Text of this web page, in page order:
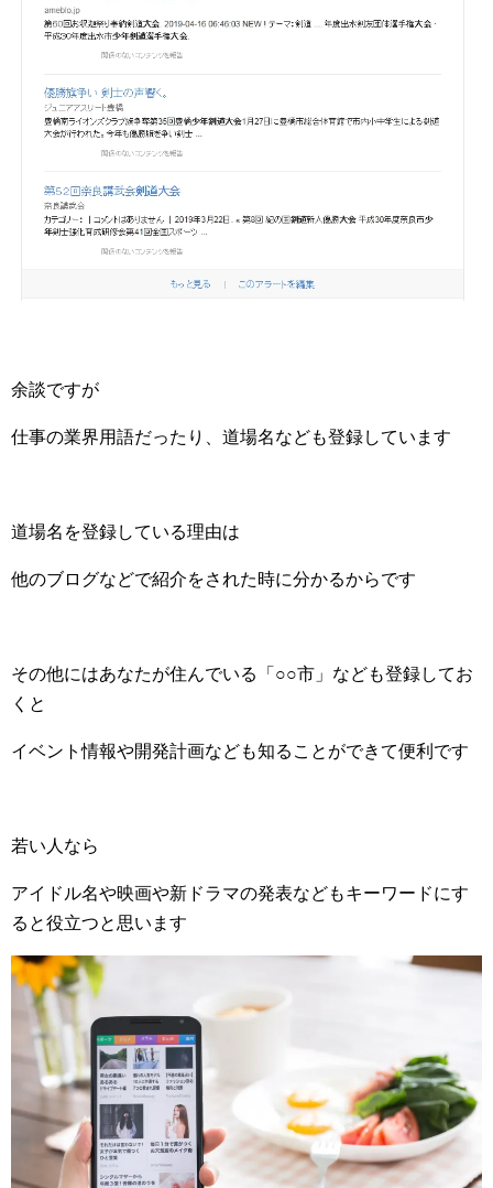
余談ですが
仕事の業界用語だったり、道場名なども登録しています
道場名を登録している理由は
他のブログなどで紹介をされた時に分かるからです
その他にはあなたが住んでいる「○○市」なども登録してお
くと
イベント情報や開発計画なども知ることができて便利です
若い人なら
アイドル名や映画や新ドラマの発表などもキーワードにす
ると役立つと思います